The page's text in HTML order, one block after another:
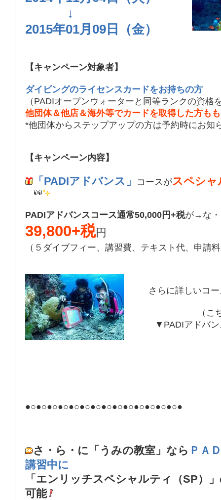
↓
2015年01月09日（金）
【キャンペーン対象者】
ダイビングのライセンスカードをお持ちの方
（PADIオープンウォーターと同等ランクの資格
他団体＆他店＆海外等でカードを取得した方も
*他団体からステップアップの方は予約時にお知
【キャンペーン内容】
「PADIアドバンス」 コースがスペシ
PADIアドバンスコース通常50,000円+税が→な・
39,800+税円
（５ダイブフィー、講習費、テキスト代、申請
さらに詳しいコ
（こ
▼PADIアドバ
●○●○●○●○●○●○●○●○●○●○●○●○●○●○●
さ・ら・に「うみの教室」なら ＰＡ
講習中に
「エンリッチスペシャルティ（SP）」
可能